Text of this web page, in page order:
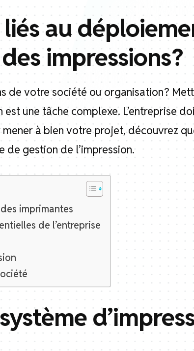
au
impressions ?
de votre société ou organisation ?
une tâche complexe. L’entreprise
à bien votre projet, découvrez
gestion de l’impression.
imprimantes
de l’entreprise